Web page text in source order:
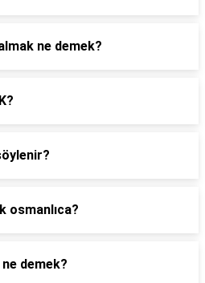
ne demek?
osmanlıca?
demek?